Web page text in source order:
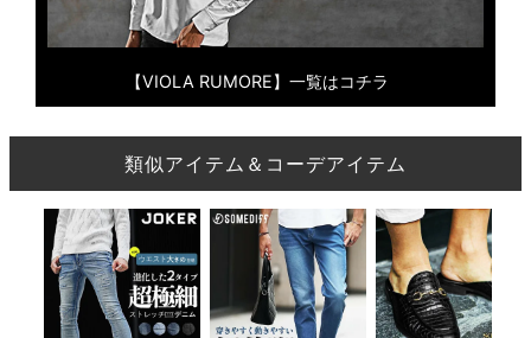
【VIOLA RUMORE】一覧はコチラ
類似アイテム＆コーデアイテム